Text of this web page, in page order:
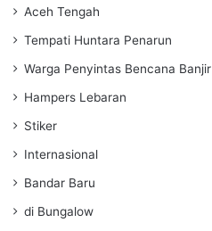
Aceh Tengah
Tempati Huntara Penarun
Warga Penyintas Bencana Banjir
Hampers Lebaran
Stiker
Internasional
Bandar Baru
di Bungalow